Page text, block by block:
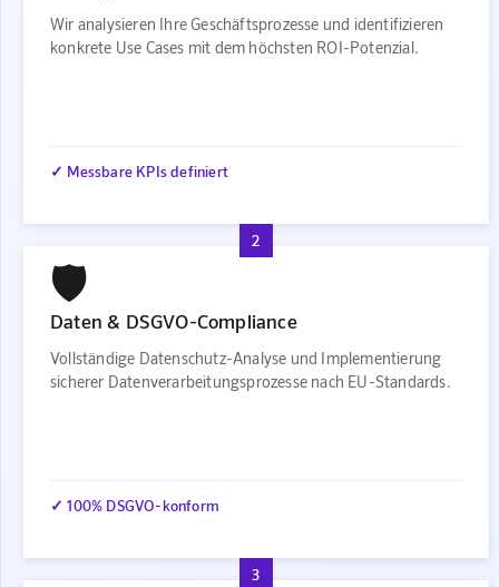
Wir analysieren Ihre Geschäftsprozesse und identifizieren
konkrete Use Cases mit dem höchsten ROI-Potenzial.
✓ Messbare KPIs definiert
2
🛡️
Daten & DSGVO-Compliance
Vollständige Datenschutz-Analyse und Implementierung
sicherer Datenverarbeitungsprozesse nach EU-Standards.
✓ 100% DSGVO-konform
3